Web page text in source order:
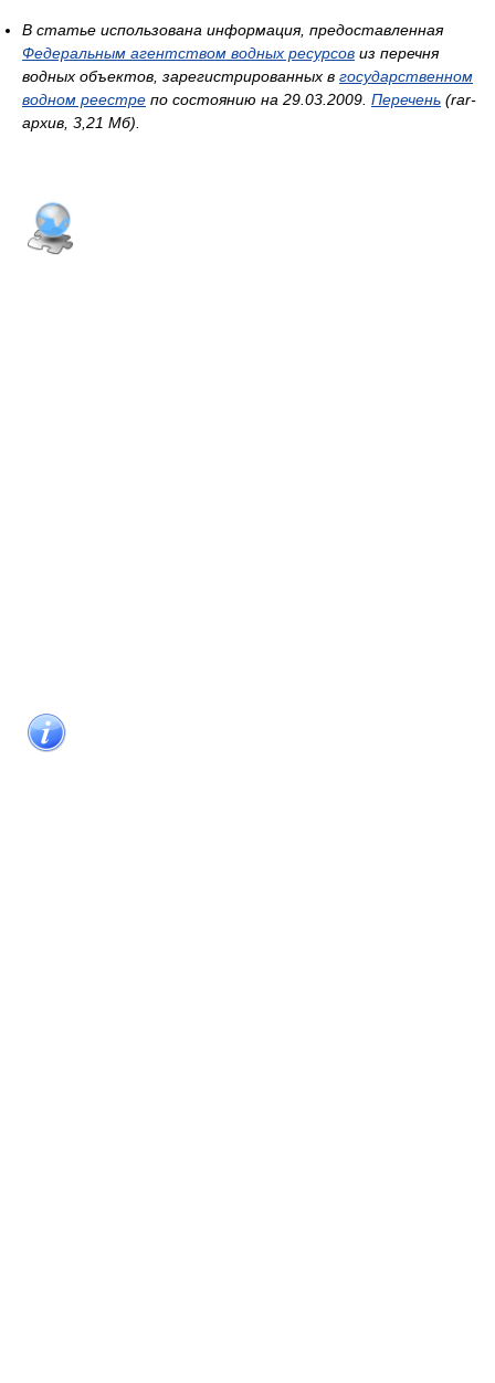
В статье использована информация, предоставленная
Федеральным агентством водных ресурсов из перечня
водных объектов, зарегистрированных в государственном
водном реестре по состоянию на 29.03.2009. Перечень (rar-
архив, 3,21 Мб).